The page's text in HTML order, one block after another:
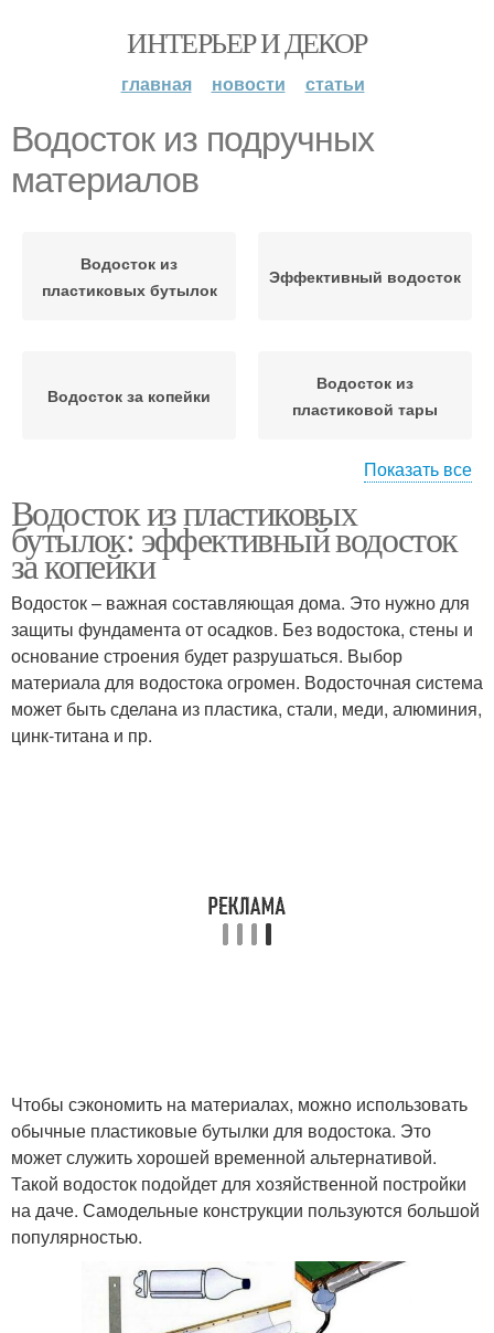
ИНТЕРЬЕР И ДЕКОР
главная новости статьи
Водосток из подручных
материалов
Водосток из
пластиковых бутылок
Эффективный водосток
Водосток за копейки
Водосток из
пластиковой тары
водостоков
пластиковых труб
Водосток для дачи
Оригинальные
водостоки
Оригинальный
Показать все
Водосток из пластиковых
бутылок: эффективный водосток
за копейки
Водосток – важная составляющая дома. Это нужно для
защиты фундамента от осадков. Без водостока, стены и
основание строения будет разрушаться. Выбор
материала для водостока огромен. Водосточная система
может быть сделана из пластика, стали, меди, алюминия,
цинк-титана и пр.
Чтобы сэкономить на материалах, можно использовать
обычные пластиковые бутылки для водостока. Это
может служить хорошей временной альтернативой.
Такой водосток подойдет для хозяйственной постройки
на даче. Самодельные конструкции пользуются большой
популярностью.